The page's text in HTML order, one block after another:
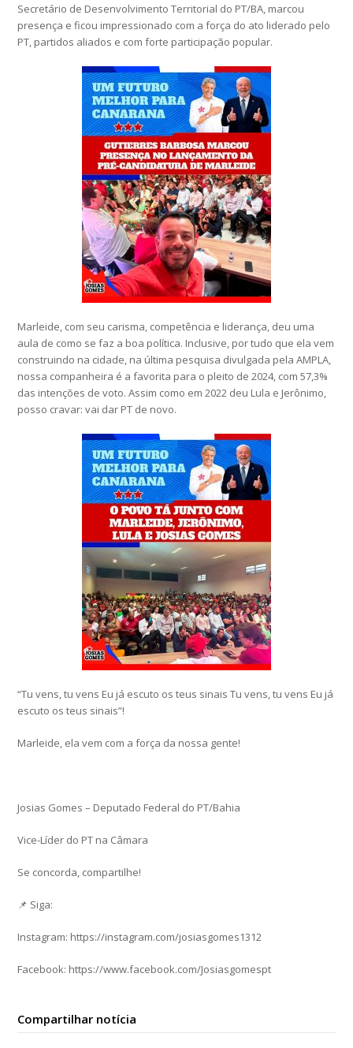
Secretário de Desenvolvimento Territorial do PT/BA, marcou
presença e ficou impressionado com a força do ato liderado pelo
PT, partidos aliados e com forte participação popular.
Marleide, com seu carisma, competência e liderança, deu uma
aula de como se faz a boa política. Inclusive, por tudo que ela vem
construindo na cidade, na última pesquisa divulgada pela AMPLA,
nossa companheira é a favorita para o pleito de 2024, com 57,3%
das intenções de voto. Assim como em 2022 deu Lula e Jerônimo,
posso cravar: vai dar PT de novo.
“Tu vens, tu vens Eu já escuto os teus sinais Tu vens, tu vens Eu já
escuto os teus sinais”!
Marleide, ela vem com a força da nossa gente!
Josias Gomes – Deputado Federal do PT/Bahia
Vice-Líder do PT na Câmara
Se concorda, compartilhe!
📌 Siga:
Instagram: https://instagram.com/josiasgomes1312
Facebook: https://www.facebook.com/Josiasgomespt
Compartilhar notícia